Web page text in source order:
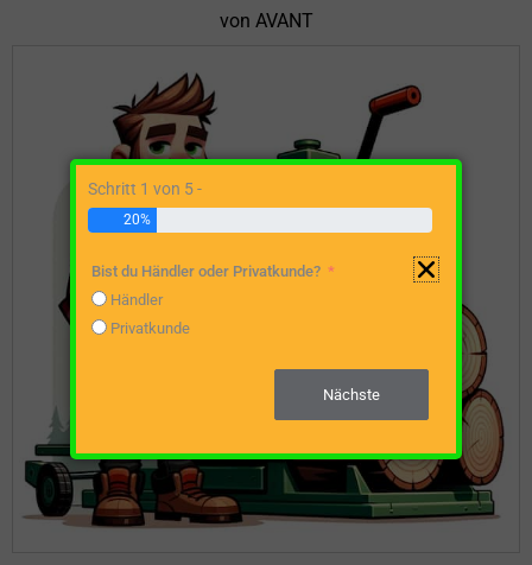
von AVANT
Schritt 1 von 5 -
20%
Bist du Händler oder Privatkunde?
Händler
Privatkunde
Nächste